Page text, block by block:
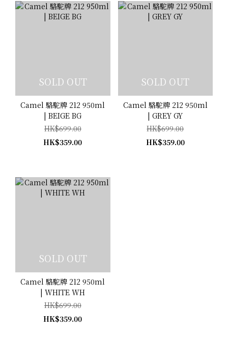
SOLD OUT
Camel 駱駝牌 212 950ml
| BEIGE BG
HK$699.00
HK$359.00
SOLD OUT
Camel 駱駝牌 212 950ml
| GREY GY
HK$699.00
HK$359.00
SOLD OUT
Camel 駱駝牌 212 950ml
| WHITE WH
HK$699.00
HK$359.00